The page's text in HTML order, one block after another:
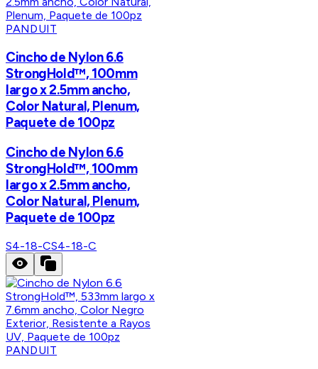
PANDUIT
Cincho de Nylon 6.6
StrongHold™, 100mm
largo x 2.5mm ancho,
Color Natural, Plenum,
Paquete de 100pz
Cincho de Nylon 6.6
StrongHold™, 100mm
largo x 2.5mm ancho,
Color Natural, Plenum,
Paquete de 100pz
S4-18-CS4-18-C
PANDUIT